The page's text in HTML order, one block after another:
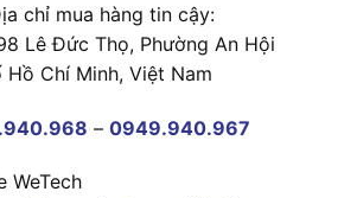
chỉ mua hàng tin cậy:
Lê Đức Thọ, Phường An Hội
Chí Minh, Việt Nam
– 0949.940.967
WeTech